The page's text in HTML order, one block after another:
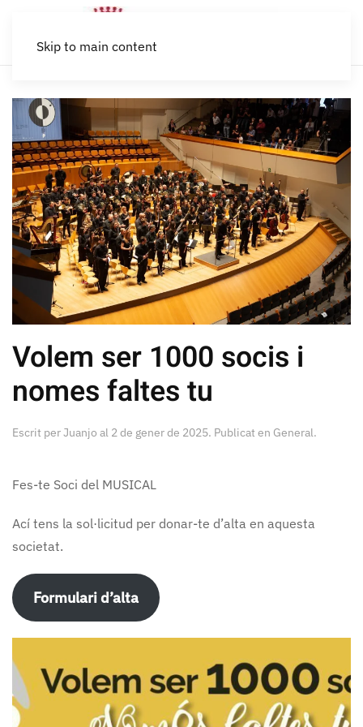
Skip to main content
Volem ser 1000 socis i
nomes faltes tu
Escrit perJuanjo al 2 de gener de 2025. Publicat en General.
Fes-te Soci del MUSICAL
Ací tens la sol·licitud per donar-te d’alta en aquesta
societat.
Formulari d’alta